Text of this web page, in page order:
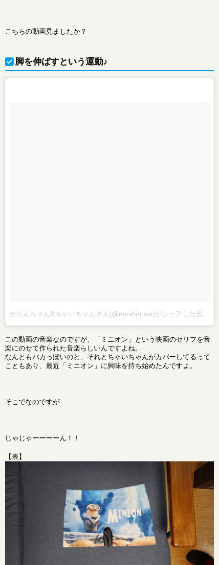
こちらの動画見ましたか？
脚を伸ばすという運動♪
かりんちゃん&ちゃいちゃんさん(@moshinuko)がシェアした投稿
この動画の音楽なのですが、「ミニオン」という映画のセリフを音
楽にのせて作られた音楽らしいんですよね。
なんともバカっぽいのと、それとちゃいちゃんがカバーしてるって
こともあり、最近「ミニオン」に興味を持ち始めたんですよ。
そこでなのですが
じゃじゃーーーーん！！
【表】